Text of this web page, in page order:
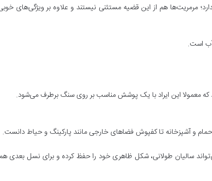
مرمریت‌ها هم از این قضیه مستثنی نیستند و علاوه بر ویژگی‌های
است.
معمولا این ایراد با یک پوشش مناسب بر روی سنگ برطرف می‌شود.
و آشپزخانه تا کفپوش فضاهای خارجی مانند پارکینگ و حیاط دانست.
سالیان طولانی، شکل ظاهری خود را حفظ کرده و برای نسل بعدی